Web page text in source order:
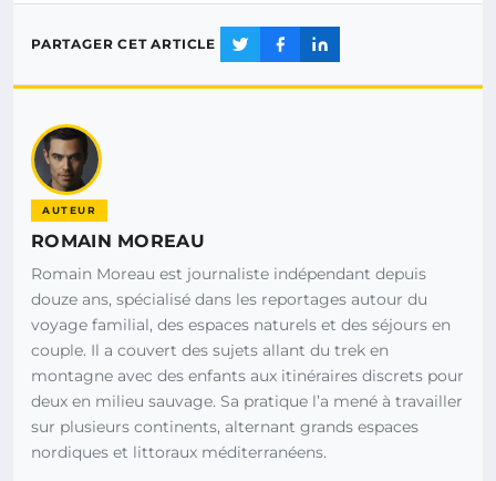
PARTAGER CET ARTICLE
AUTEUR
ROMAIN MOREAU
Romain Moreau est journaliste indépendant depuis
douze ans, spécialisé dans les reportages autour du
voyage familial, des espaces naturels et des séjours en
couple. Il a couvert des sujets allant du trek en
montagne avec des enfants aux itinéraires discrets pour
deux en milieu sauvage. Sa pratique l’a mené à travailler
sur plusieurs continents, alternant grands espaces
nordiques et littoraux méditerranéens.